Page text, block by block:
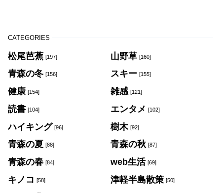
CATEGORIES
松尾芭蕉 [197] 山野草 [160]
青森の冬 [156] スキー [155]
健康 [154] 雑感 [121]
読書 [104] エンタメ [102]
ハイキング [96] 樹木 [92]
青森の夏 [88] 青森の秋 [87]
青森の春 [84] web生活 [69]
キノコ [58] 津軽半島散策 [50]